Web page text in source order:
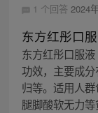
1 个回答 2024
东方红彤口
东方红彤口服
功效，主要成
归等。适用人群
腿脚酸软无力